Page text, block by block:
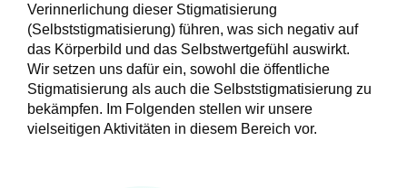
Verinnerlichung dieser Stigmatisierung
(Selbststigmatisierung) führen, was sich negativ auf
das Körperbild und das Selbstwertgefühl auswirkt.
Wir setzen uns dafür ein, sowohl die öffentliche
Stigmatisierung als auch die Selbststigmatisierung zu
bekämpfen. Im Folgenden stellen wir unsere
vielseitigen Aktivitäten in diesem Bereich vor.